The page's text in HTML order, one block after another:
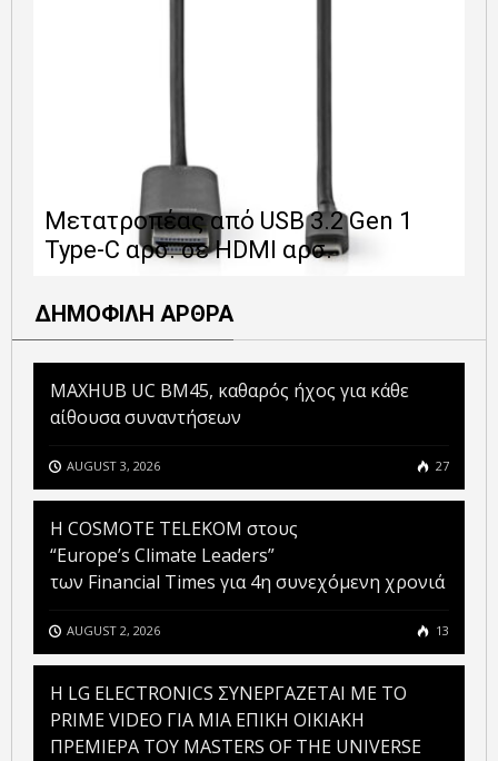
Μετατροπέας από USB 3.2 Gen 1
Type-C αρσ. σε HDMI αρσ.
ΔΗΜΟΦΙΛΗ ΑΡΘΡΑ
MAXHUB UC BM45, καθαρός ήχος για κάθε
αίθουσα συναντήσεων
AUGUST 3, 2026 27
Η COSMOTE TELEKOM στους
“Europe’s Climate Leaders”
των Financial Times για 4η συνεχόμενη χρονιά
AUGUST 2, 2026 13
H LG ELECTRONICS ΣΥΝΕΡΓΑΖΕΤΑΙ ΜΕ ΤΟ
PRIME VIDEO ΓΙΑ ΜΙΑ ΕΠΙΚΗ ΟΙΚΙΑΚΗ
ΠΡΕΜΙΕΡΑ ΤΟΥ MASTERS OF THE UNIVERSE